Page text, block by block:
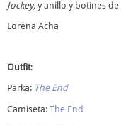
Jockey, y anillo y botines de
Lorena Acha
Outfit:
Parka: The End
Camiseta: The End